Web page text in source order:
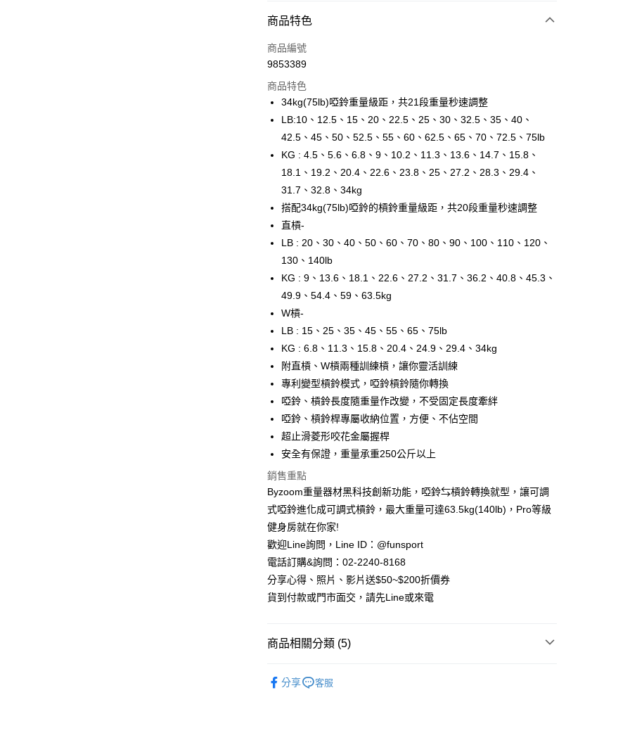
街口支付
悠遊付
AFTEE先享後付
相關說明
【關於「AFTEE先享後付」】
便利好安心！
１．簡單：不需註冊會員、不需綁卡、不需儲值。
２．便利：只要手機號碼，簡訊認證，即可結帳。
３．安心：先確認商品／服務後，再付款。
【「AFTEE先享後付」結帳流程】
付」結帳頁面，進行簡訊認證並確認金額後，即可完成結帳。
２．訂單成立數日內，您將收到繳費通知簡訊。
３．收到繳費通知簡訊後14天內，點擊此簡訊中的連結，可透過四大超商
※ 請注意：結帳手續完成當下不需立刻繳費，但若您需要取消訂單，請聯
絡購買商品的店家。未經商家同意取消之訂單仍視為有效，需透過AFTEE
先享後付繳納相關費用。
※ 交易是否成功請以「AFTEE先享後付 」之結帳頁面顯示為準，若有關於
是否繳費成功／繳費後需取消欲退款等相關疑問，請聯繫「AFTEE先享後
付客戶支援中心」 https://netprotections.freshdesk.com/support/home
【注意事項】
１．透過由恩沛科技股份有限公司提供之「AFTEE先享後付」服務完成之
交易，需依本服務之必要範圍內提供個人資料，並將交易相關給付款項請
求債權轉讓予恩沛科技股份有限公司。
２．關於個人資料處理事宜，請瀏覽以下網址：
https://aftee.tw/terms/#terms3
３．未成年的使用者請事先徵得法定代理人或監護人之同意方可使用
「AFTEE先享後付」，若未經同意申辦者引起之損失，本公司不負相關責
任。
即時審查核予不同之上限額度；若仍有額度不足之情形，本公司將視審查
結果請求用戶進行身份認證。
５．嚴禁一人註冊多個帳號或使用他人資訊註冊。若發現惡意使用之情
形，恩沛科技股份有限公司將有權停止該用戶之使用額度並採取法律行
動。
運送方式
離島宅配(郵局)
每筆NT$100，滿NT$999(含以上)免運費
商品特色
商品編號
9853389
商品特色
34kg(75lb)啞鈴重量級距，共21段重量秒速調整
LB:10、12.5、15、20、22.5、25、30、32.5、35、40、
42.5、45、50、52.5、55、60、62.5、65、70、72.5、75lb
KG : 4.5、5.6、6.8、9、10.2、11.3、13.6、14.7、15.8、
18.1、19.2、20.4、22.6、23.8、25、27.2、28.3、29.4、
31.7、32.8、34kg
搭配34kg(75lb)啞鈴的槓鈴重量級距，共20段重量秒速調整
直槓-
LB : 20、30、40、50、60、70、80、90、100、110、120、
130、140lb
KG : 9、13.6、18.1、22.6、27.2、31.7、36.2、40.8、45.3、
49.9、54.4、59、63.5kg
W槓-
LB : 15、25、35、45、55、65、75lb
KG : 6.8、11.3、15.8、20.4、24.9、29.4、34kg
附直槓、W槓兩種訓練槓，讓你靈活訓練
專利變型槓鈴模式，啞鈴槓鈴隨你轉換
啞鈴、槓鈴長度隨重量作改變，不受固定長度牽絆
啞鈴、槓鈴桿專屬收納位置，方便、不佔空間
超止滑菱形咬花金屬握桿
安全有保證，重量承重250公斤以上
銷售重點
Byzoom重量器材黑科技創新功能，啞鈴⇆槓鈴轉換就型，讓可調
式啞鈴進化成可調式槓鈴，最大重量可達63.5kg(140lb)，Pro等級
健身房就在你家!
歡迎Line詢問，Line ID：@funsport
電話訂購&詢問：02-2240-8168
分享心得、照片、影片送$50~$200折價券
貨到付款或門市面交，請先Line或來電
商品相關分類 (5)
分享 客服